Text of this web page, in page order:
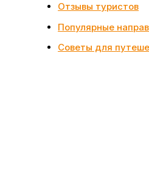
Отзывы туристов
Популярные
Советы для